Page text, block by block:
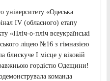
університету «Одеська
IV (обласного) етапу
«Пліч-о-пліч всеукраїнські
ліцею №16 з гімназією
І місце у віковій
гордістю Одещини!
команда